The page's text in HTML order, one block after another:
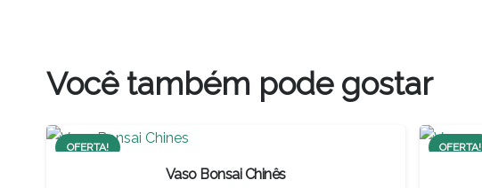
Você também pode gostar
OFERTA!
Vaso Bonsai Chinês
OFERTA!